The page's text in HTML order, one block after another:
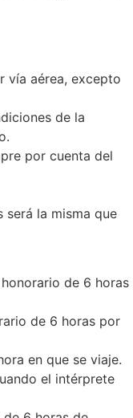
vía aérea, excepto
de la
por cuenta del
será la misma que
de 6 horas
de 6 horas por
en que se viaje.
el intérprete